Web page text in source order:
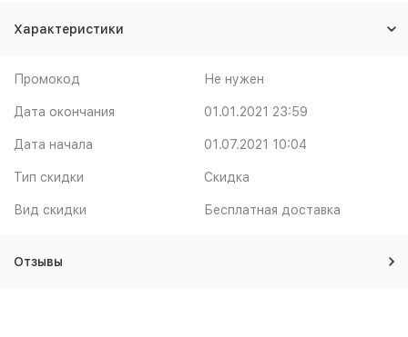
Характеристики
Промокод Не нужен
Дата окончания 01.01.2021 23:59
Дата начала 01.07.2021 10:04
Тип скидки Скидка
Вид скидки Бесплатная доставка
Отзывы